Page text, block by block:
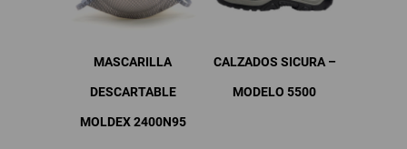
MASCARILLA
DESCARTABLE
MOLDEX 2400N95
CALZADOS SICURA –
MODELO 5500